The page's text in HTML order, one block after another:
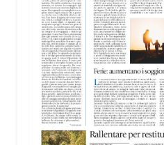
rafforza la vocazione al
Cristiano Pani.
Il programma dedica
pace e della cooperazione
pomeriggio, alla
(MEM), l’incontro con
Giuseppe Baturi ha
nella costruzione di ponti